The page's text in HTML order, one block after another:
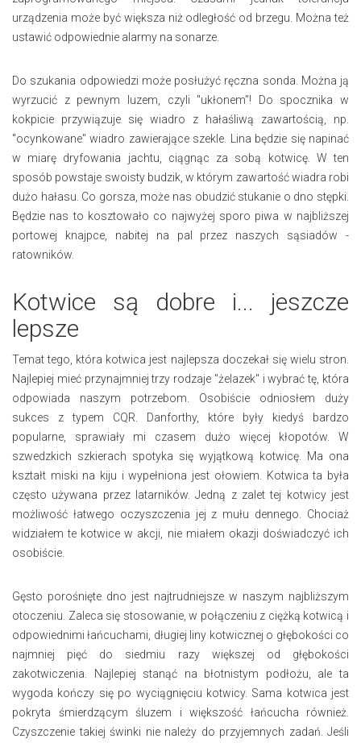
urządzenia może być większa niż odległość od brzegu. Można też
ustawić odpowiednie alarmy na sonarze.
Do szukania odpowiedzi może posłużyć ręczna sonda. Można ją
wyrzucić z pewnym luzem, czyli "ukłonem"! Do spocznika w
kokpicie przywiązuje się wiadro z hałaśliwą zawartością, np.
"ocynkowane" wiadro zawierające szekle. Lina będzie się napinać
w miarę dryfowania jachtu, ciągnąc za sobą kotwicę. W ten
sposób powstaje swoisty budzik, w którym zawartość wiadra robi
dużo hałasu. Co gorsza, może nas obudzić stukanie o dno stępki.
Będzie nas to kosztowało co najwyżej sporo piwa w najbliższej
portowej knajpce, nabitej na pal przez naszych sąsiadów -
ratowników.
Kotwice są dobre i... jeszcze
lepsze
Temat tego, która kotwica jest najlepsza doczekał się wielu stron.
Najlepiej mieć przynajmniej trzy rodzaje "żelazek" i wybrać tę, która
odpowiada naszym potrzebom. Osobiście odniosłem duży
sukces z typem CQR. Danforthy, które były kiedyś bardzo
popularne, sprawiały mi czasem dużo więcej kłopotów. W
szwedzkich szkierach spotyka się wyjątkową kotwicę. Ma ona
kształt miski na kiju i wypełniona jest ołowiem. Kotwica ta była
często używana przez latarników. Jedną z zalet tej kotwicy jest
możliwość łatwego oczyszczenia jej z mułu dennego. Chociaż
widziałem te kotwice w akcji, nie miałem okazji doświadczyć ich
osobiście.
Gęsto porośnięte dno jest najtrudniejsze w naszym najbliższym
otoczeniu. Zaleca się stosowanie, w połączeniu z ciężką kotwicą i
odpowiednimi łańcuchami, długiej liny kotwicznej o głębokości co
najmniej pięć do siedmiu razy większej od głębokości
zakotwiczenia. Najlepiej stanąć na błotnistym podłożu, ale ta
wygoda kończy się po wyciągnięciu kotwicy. Sama kotwica jest
pokryta śmierdzącym śluzem i większość łańcucha również.
Czyszczenie takiej świnki nie należy do przyjemnych zadań. Jeśli